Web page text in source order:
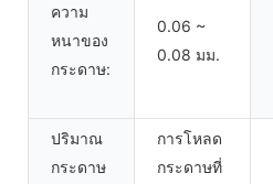
ความ
หนาของ
กระดาษ:
0.06 ~
0.08 มม.
ปริมาณ
กระดาษ
การโหลด
กระดาษที่